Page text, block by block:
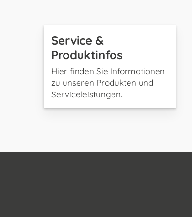
Service &
Produktinfos
Hier finden Sie Informationen
zu unseren Produkten und
Serviceleistungen.